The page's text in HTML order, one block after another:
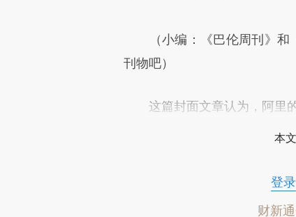
（小编：《巴伦周刊》和
刊物吧）
这篇封面文章认为，阿里的
本
登录
财新